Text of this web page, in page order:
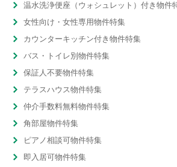
温水洗浄便座（ウォシュレット）付き物件
女性向け・女性専用物件特集
カウンターキッチン付き物件特集
バス・トイレ別物件特集
保証人不要物件特集
テラスハウス物件特集
仲介手数料無料物件特集
角部屋物件特集
ピアノ相談可物件特集
即入居可物件特集